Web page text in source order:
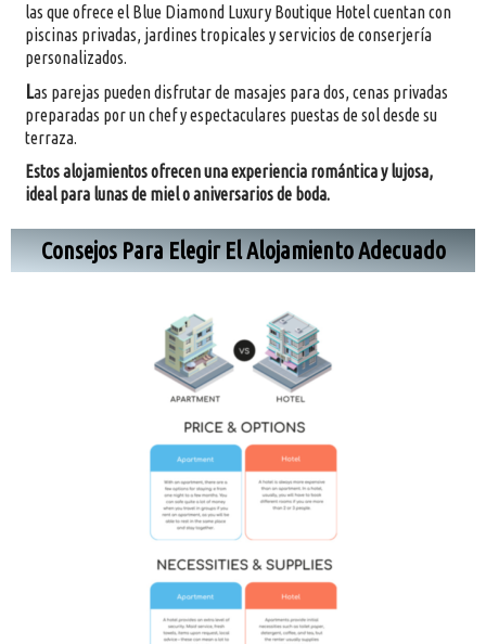
las que ofrece el Blue Diamond Luxury Boutique Hotel cuentan con
piscinas privadas, jardines tropicales y servicios de conserjería
personalizados.
Las parejas pueden disfrutar de masajes para dos, cenas privadas
preparadas por un chef y espectaculares puestas de sol desde su
terraza.
Estos alojamientos ofrecen una experiencia romántica y lujosa,
ideal para lunas de miel o aniversarios de boda.
Consejos Para Elegir El Alojamiento Adecuado